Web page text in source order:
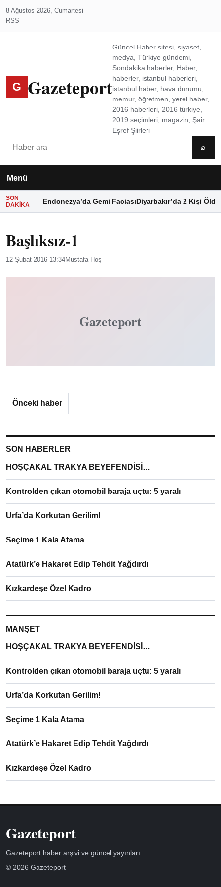
8 Ağustos 2026, Cumartesi
RSS
G Gazeteport
Güncel Haber sitesi, siyaset,
medya, Türkiye gündemi,
Sondakika haberler, Haber,
haberler, istanbul haberleri,
istanbul haber, hava durumu,
memur, öğretmen, yerel haber,
2016 haberleri, 2016 türkiye,
2019 seçimleri, magazin, Şair
Eşref Şiirleri
⌕
Menü
SON
DAKIKA
Endonezya’da Gemi FaciasıDiyarbakır’da 2 Kişi Öldü
Başlıksız-1
12 Şubat 2016 13:34Mustafa Hoş
Gazeteport
Önceki haber
SON HABERLER
HOŞÇAKAL TRAKYA BEYEFENDİSİ…
Kontrolden çıkan otomobil baraja uçtu: 5 yaralı
Urfa’da Korkutan Gerilim!
Seçime 1 Kala Atama
Atatürk’e Hakaret Edip Tehdit Yağdırdı
Kızkardeşe Özel Kadro
MANŞET
HOŞÇAKAL TRAKYA BEYEFENDİSİ…
Kontrolden çıkan otomobil baraja uçtu: 5 yaralı
Urfa’da Korkutan Gerilim!
Seçime 1 Kala Atama
Atatürk’e Hakaret Edip Tehdit Yağdırdı
Kızkardeşe Özel Kadro
Gazeteport
Gazeteport haber arşivi ve güncel yayınları.
© 2026 Gazeteport